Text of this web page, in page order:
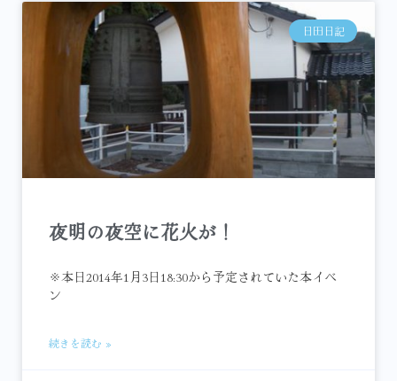
日田日記
夜明の夜空に花火が！
※本日2014年1月3日18:30から予定されていた本イベ
ン
続きを読む »